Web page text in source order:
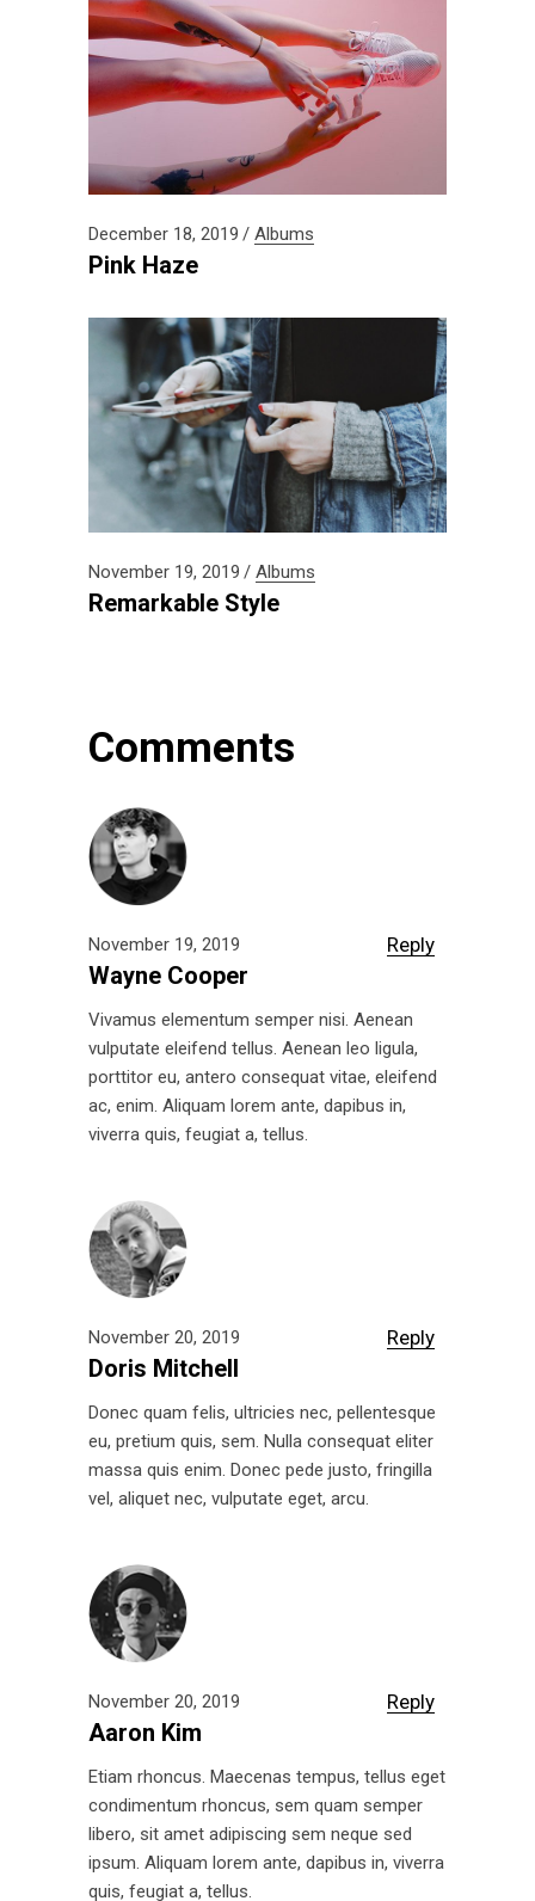
December 18, 2019 Albums
Pink Haze
November 19, 2019 Albums
Remarkable Style
Comments
November 19, 2019 Reply
Wayne Cooper
Vivamus elementum semper nisi. Aenean
vulputate eleifend tellus. Aenean leo ligula,
porttitor eu, antero consequat vitae, eleifend
ac, enim. Aliquam lorem ante, dapibus in,
viverra quis, feugiat a, tellus.
November 20, 2019 Reply
Doris Mitchell
Donec quam felis, ultricies nec, pellentesque
eu, pretium quis, sem. Nulla consequat eliter
massa quis enim. Donec pede justo, fringilla
vel, aliquet nec, vulputate eget, arcu.
November 20, 2019 Reply
Aaron Kim
Etiam rhoncus. Maecenas tempus, tellus eget
condimentum rhoncus, sem quam semper
libero, sit amet adipiscing sem neque sed
ipsum. Aliquam lorem ante, dapibus in, viverra
quis, feugiat a, tellus.